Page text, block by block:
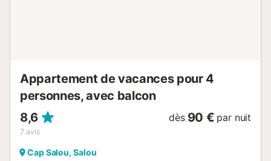
Appartement de vacances pour 4
personnes, avec balcon
8,6
7 avis
dès 90 € par nuit
Cap Salou, Salou